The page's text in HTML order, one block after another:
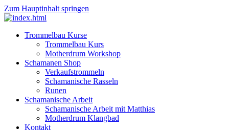
Zum Hauptinhalt springen
Trommelbau Kurse
Trommelbau Kurs
Motherdrum Workshop
Schamanen Shop
Verkaufstrommeln
Schamanische Rasseln
Runen
Schamanische Arbeit
Schamanische Arbeit mit Matthias
Motherdrum Klangbad
Kontakt